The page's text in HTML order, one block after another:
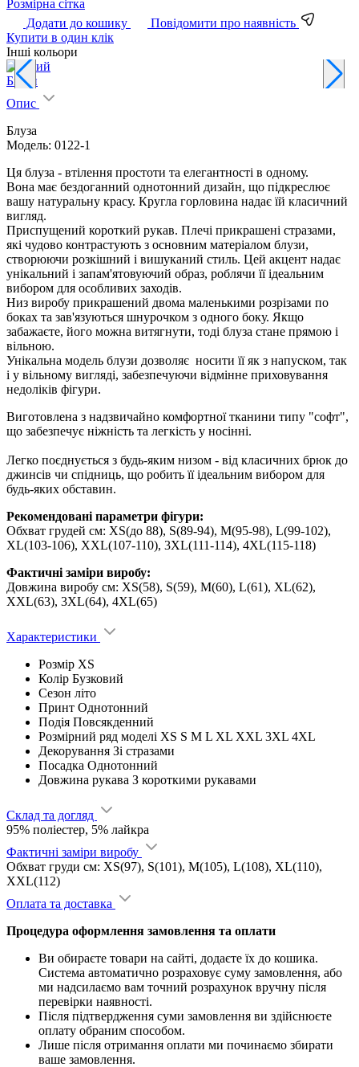
Pозмірна сітка
Додати до кошику
Повідомити про наявність
Купити в один клік
Інші кольори
Білий
Опис
Блуза
Модель: 0122-1
Ця блуза - втілення простоти та елегантності в одному.
Вона має бездоганний однотонний дизайн, що підкреслює
вашу натуральну красу. Кругла горловина надає їй класичний
вигляд.
Приспущений короткий рукав. Плечі прикрашені стразами,
які чудово контрастують з основним матеріалом блузи,
створюючи розкішний і вишуканий стиль. Цей акцент надає
унікальний і запам'ятовуючий образ, роблячи її ідеальним
вибором для особливих заходів.
Низ виробу прикрашений двома маленькими розрізами по
боках та зав'язуються шнурочком з одного боку. Якщо
забажаєте, його можна витягнути, тоді блуза стане прямою і
вільною.
Унікальна модель блузи дозволяє носити її як з напуском, так
і у вільному вигляді, забезпечуючи відмінне приховування
недоліків фігури.
Виготовлена з надзвичайно комфортної тканини типу "софт",
що забезпечує ніжність та легкість у носінні.
Легко поєднується з будь-яким низом - від класичних брюк до
джинсів чи спідниць, що робить її ідеальним вибором для
будь-яких обставин.
Рекомендовані параметри фігури:
Обхват грудей см: XS(до 88), S(89-94), M(95-98), L(99-102),
XL(103-106), XXL(107-110), 3XL(111-114), 4XL(115-118)
Фактичні заміри виробу:
Довжина виробу см: XS(58), S(59), M(60), L(61), XL(62),
XXL(63), 3XL(64), 4XL(65)
Характеристики
Розмір XS
Колір Бузковий
Сезон літо
Принт Однотонний
Подія Повсякденний
Розмірний ряд моделі XS S M L XL XXL 3XL 4XL
Декорування Зі стразами
Посадка Однотонний
Довжина рукава З короткими рукавами
Склад та догляд
95% поліестер, 5% лайкра
Фактичні заміри виробу
Обхват груди см: XS(97), S(101), M(105), L(108), XL(110),
XXL(112)
Оплата та доставка
Процедура оформлення замовлення та оплати
Ви обираєте товари на сайті, додаєте їх до кошика.
Система автоматично розраховує суму замовлення, або
ми надсилаємо вам точний розрахунок вручну після
перевірки наявності.
Після підтвердження суми замовлення ви здійснюєте
оплату обраним способом.
Лише після отримання оплати ми починаємо збирати
ваше замовлення.